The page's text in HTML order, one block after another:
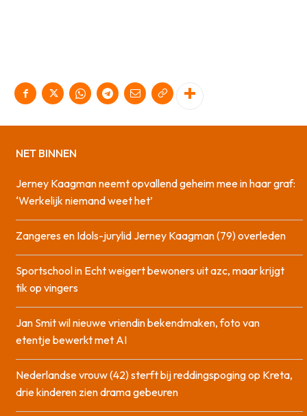
NET BINNEN
Jerney Kaagman neemt opvallend geheim mee in haar graf:
‘Werkelijk niemand weet het’
Zangeres en Idols-jurylid Jerney Kaagman (79) overleden
Sportschool in Echt weigert bewoners uit azc, maar krijgt
tik op vingers
Jan Smit wil nieuwe vriendin bekendmaken, foto van
etentje bewerkt met AI
Nederlandse vrouw (42) sterft bij reddingspoging op Kreta,
drie kinderen zien drama gebeuren